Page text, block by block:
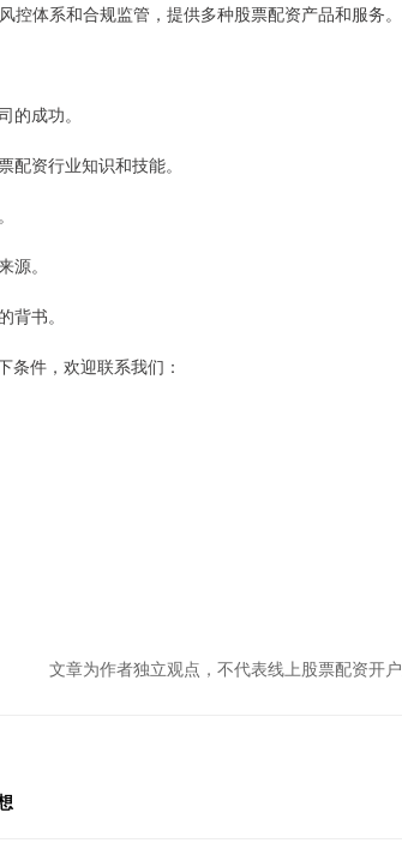
体系和合规监管，提供多种股票配资产品和服务。
成功。
配资行业知识和技能。
。
书。
件，欢迎联系我们：
文章为作者独立观点，不代表线上股票配资开